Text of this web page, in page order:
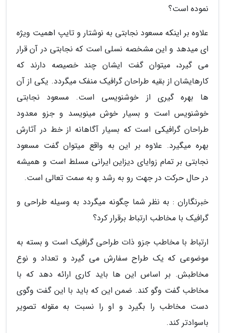
نموده است؟
علاوه بر اینکه مسعود نجابتی به نوشتار و تایپ اهمیت ویژه
ای می­دهد و این مشخصه نسلی است که نجابتی در آن قرار
می گیرد، می­توان گفت ایشان چند خصیصه دارند که
کارهایشان از بقیه طراحان گرافیک منفک می­گردد. یکی از آن
ها بهره گیری از خوشنویسی است. مسعود نجابتی
خوشنویس است و بسیار خوش می­نویسد و جزو معدود
طراحان گرافیکی است که بسیار آگاهانه از خط در آثارش
بهره می­گیرد. علاوه بر این به واقع می­توان گفت مسعود
نجابتی بر تمام زوایای دیزاین ایرانی مسلط است و همیشه
در حال حرکت در جهت رو به رشد و به سمت تعالی است.
خبرنگاران : به نظر شما چگونه می­گردد به وسیله طراحی و
گرافیک با مخاطب ارتباط برقرار کرد؟
ارتباط با مخاطب جزو ذات طراحی گرافیک است و بسته به
موضوعی که یک طراح سفارش می گیرد و تعداد و نوع
مخاطبش. بر اساس این ها باید کاری ارائه دهد که با
مخاطب گفت وگو کند. ضمن این که باید با این گفت­ و­گوی
دست مخاطب را بگیرد و او را نسبت به مقوله تصویر
باسوادتر کند.